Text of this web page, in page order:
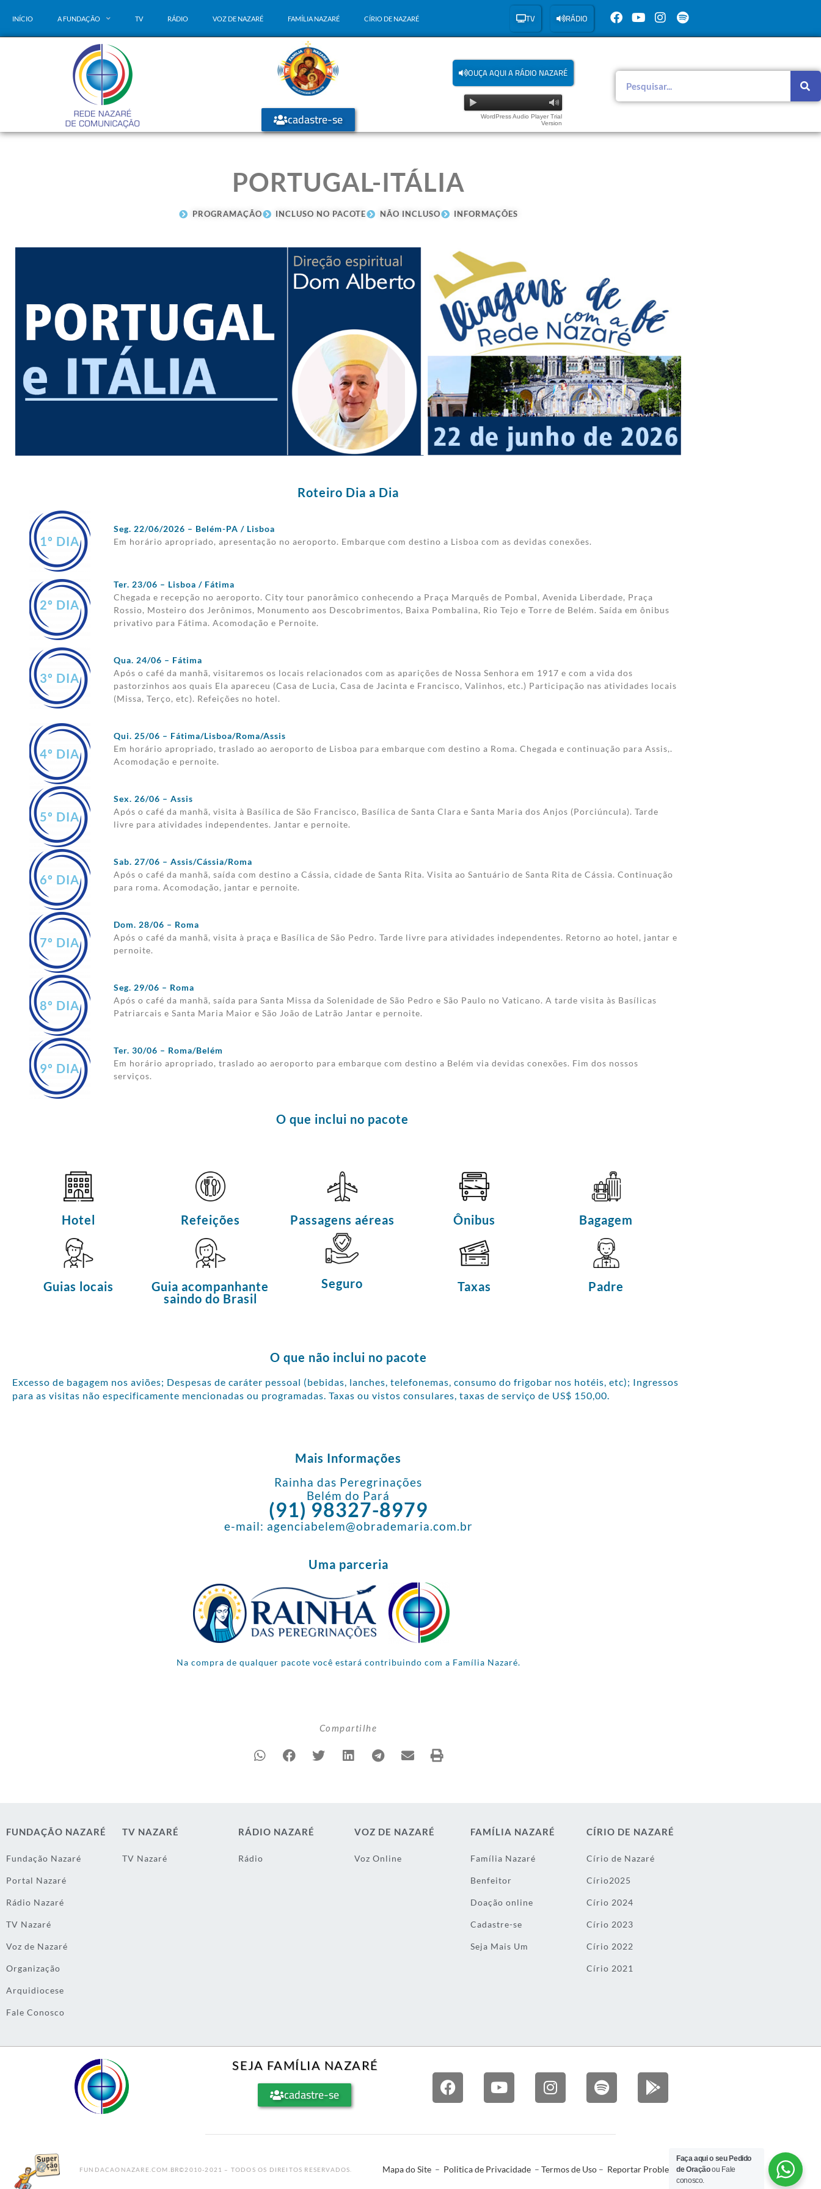
INÍCIO A FUNDAÇÃO TV RÁDIO VOZ DE NAZARÉ FAMÍLIA NAZARÉ CÍRIO DE NAZARÉ TV RÁDIO
cadastre-se
OUÇA AQUI A RÁDIO NAZARÉ
WordPress Audio Player Trial
Version
PORTUGAL-ITÁLIA
PROGRAMAÇÃO INCLUSO NO PACOTE NÃO INCLUSO INFORMAÇÕES
Roteiro Dia a Dia
1º DIA
Seg. 22/06/2026 – Belém-PA / Lisboa
Em horário apropriado, apresentação no aeroporto. Embarque com destino a Lisboa com as devidas conexões.
2º DIA
Ter. 23/06 – Lisboa / Fátima
Chegada e recepção no aeroporto. City tour panorâmico conhecendo a Praça Marquês de Pombal, Avenida Liberdade, Praça
Rossio, Mosteiro dos Jerônimos, Monumento aos Descobrimentos, Baixa Pombalina, Rio Tejo e Torre de Belém. Saída em ônibus
privativo para Fátima. Acomodação e Pernoite.
3º DIA
Qua. 24/06 – Fátima
Após o café da manhã, visitaremos os locais relacionados com as aparições de Nossa Senhora em 1917 e com a vida dos
pastorzinhos aos quais Ela apareceu (Casa de Lucia, Casa de Jacinta e Francisco, Valinhos, etc.) Participação nas atividades locais
(Missa, Terço, etc). Refeições no hotel.
4º DIA
Qui. 25/06 – Fátima/Lisboa/Roma/Assis
Em horário apropriado, traslado ao aeroporto de Lisboa para embarque com destino a Roma. Chegada e continuação para Assis,.
Acomodação e pernoite.
5º DIA
Sex. 26/06 – Assis
Após o café da manhã, visita à Basílica de São Francisco, Basílica de Santa Clara e Santa Maria dos Anjos (Porciúncula). Tarde
livre para atividades independentes. Jantar e pernoite.
6º DIA
Sab. 27/06 – Assis/Cássia/Roma
Após o café da manhã, saída com destino a Cássia, cidade de Santa Rita. Visita ao Santuário de Santa Rita de Cássia. Continuação
para roma. Acomodação, jantar e pernoite.
7º DIA
Dom. 28/06 – Roma
Após o café da manhã, visita à praça e Basílica de São Pedro. Tarde livre para atividades independentes. Retorno ao hotel, jantar e
pernoite.
8º DIA
Seg. 29/06 – Roma
Após o café da manhã, saída para Santa Missa da Solenidade de São Pedro e São Paulo no Vaticano. A tarde visita às Basílicas
Patriarcais e Santa Maria Maior e São João de Latrão Jantar e pernoite.
9º DIA
Ter. 30/06 – Roma/Belém
Em horário apropriado, traslado ao aeroporto para embarque com destino a Belém via devidas conexões. Fim dos nossos
serviços.
O que inclui no pacote
Hotel Refeições Passagens aéreas Ônibus Bagagem
Guias locais
Guia acompanhante
saindo do Brasil
Seguro Taxas Padre
O que não inclui no pacote
Excesso de bagagem nos aviões; Despesas de caráter pessoal (bebidas, lanches, telefonemas, consumo do frigobar nos hotéis, etc); Ingressos
para as visitas não especificamente mencionadas ou programadas. Taxas ou vistos consulares, taxas de serviço de US$ 150,00.
Mais Informações
Rainha das Peregrinações
Belém do Pará
(91) 98327-8979
e-mail: agenciabelem@obrademaria.com.br
Uma parceria
Na compra de qualquer pacote você estará contribuindo com a Família Nazaré.
Compartilhe
FUNDAÇÃO NAZARÉ
Fundação Nazaré
Portal Nazaré
Rádio Nazaré
TV Nazaré
Voz de Nazaré
Organização
Arquidiocese
Fale Conosco
TV NAZARÉ
TV Nazaré
RÁDIO NAZARÉ
Rádio
VOZ DE NAZARÉ
Voz Online
FAMÍLIA NAZARÉ
Família Nazaré
Benfeitor
Doação online
Cadastre-se
Seja Mais Um
CÍRIO DE NAZARÉ
Círio de Nazaré
Círio2025
Círio 2024
Círio 2023
Círio 2022
Círio 2021
SEJA FAMÍLIA NAZARÉ
cadastre-se
FUNDACAONAZARE.COM.BR©2010-2021 – TODOS OS DIREITOS RESERVADOS. Mapa do Site– Politica de Privacidade– Termos de Uso– Reportar Problema
Faça aqui o seu Pedido
de Oraçãoou Fale
conosco.